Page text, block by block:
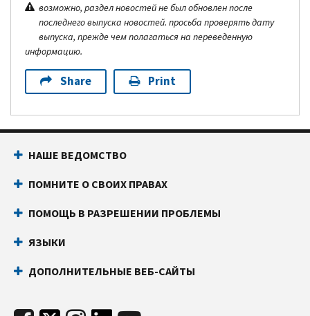
возможно, раздел новостей не был обновлен после
последнего выпуска новостей. просьба проверять дату
выпуска, прежде чем полагаться на переведенную
информацию.
Share Print
НАШЕ ВЕДОМСТВО
ПОМНИТЕ О СВОИХ ПРАВАХ
ПОМОЩЬ В РАЗРЕШЕНИИ ПРОБЛЕМЫ
ЯЗЫКИ
ДОПОЛНИТЕЛЬНЫЕ ВЕБ-САЙТЫ